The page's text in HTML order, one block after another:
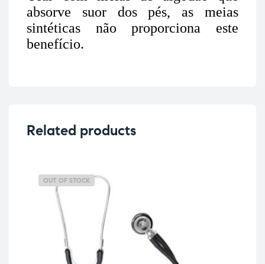
absorve suor dos pés, as meias
sintéticas não proporciona este
benefício.
Related products
OUT OF STOCK